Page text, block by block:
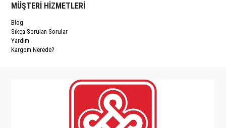
MÜŞTERİ HİZMETLERİ
Blog
Sıkça Sorulan Sorular
Yardım
Kargom Nerede?